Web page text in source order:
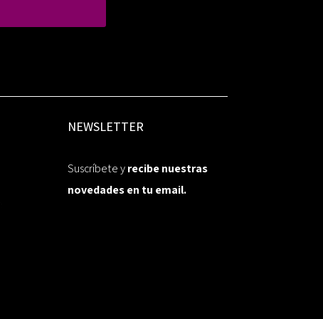
NEWSLETTER
Suscríbete yrecibe nuestras
novedades en tu email.